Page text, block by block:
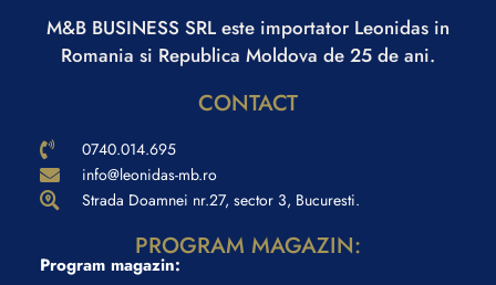
M&B BUSINESS SRL este importator Leonidas in
Romania si Republica Moldova de 25 de ani.
CONTACT
0740.014.695
info@leonidas-mb.ro
Strada Doamnei nr.27, sector 3, Bucuresti.
PROGRAM MAGAZIN:
Program magazin: